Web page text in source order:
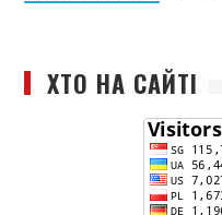
ХТО НА САЙТІ